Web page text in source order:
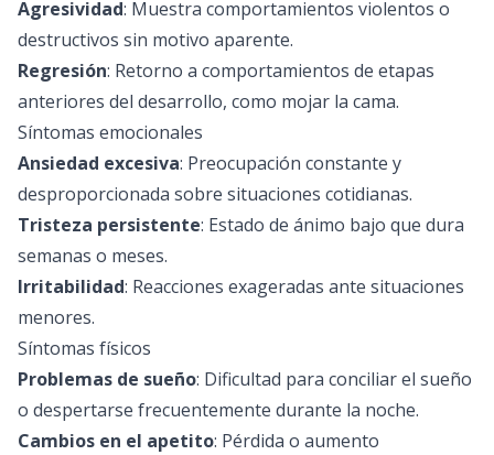
Agresividad: Muestra comportamientos violentos o
destructivos sin motivo aparente.
Regresión: Retorno a comportamientos de etapas
anteriores del desarrollo, como mojar la cama.
Síntomas emocionales
Ansiedad excesiva: Preocupación constante y
desproporcionada sobre situaciones cotidianas.
Tristeza persistente: Estado de ánimo bajo que dura
semanas o meses.
Irritabilidad: Reacciones exageradas ante situaciones
menores.
Síntomas físicos
Problemas de sueño: Dificultad para conciliar el sueño
o despertarse frecuentemente durante la noche.
Cambios en el apetito: Pérdida o aumento